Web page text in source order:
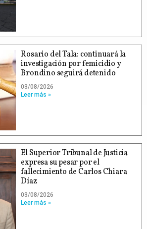
Rosario del Tala: continuará la
investigación por femicidio y
Brondino seguirá detenido
03/08/2026
Leer más »
El Superior Tribunal de Justicia
expresa su pesar por el
fallecimiento de Carlos Chiara
Díaz
03/08/2026
Leer más »